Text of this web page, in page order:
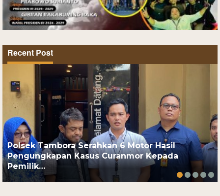
Recent Post
Polsek Tambora Serahkan 6 Motor Hasil
Pengungkapan Kasus Curanmor Kepada
Pemilik…